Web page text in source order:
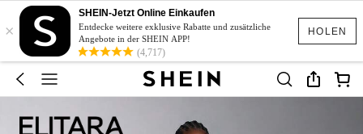
HOLEN
×
SHEIN-Jetzt Online Einkaufen
Entdecke weitere exklusive Rabatte und zusätzliche
Angebote in der SHEIN APP!
(4,717)